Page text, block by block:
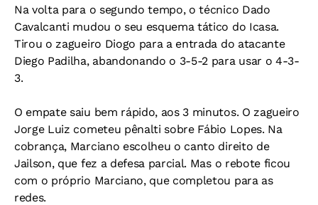
Na volta para o segundo tempo, o técnico Dado
Cavalcanti mudou o seu esquema tático do Icasa.
Tirou o zagueiro Diogo para a entrada do atacante
Diego Padilha, abandonando o 3-5-2 para usar o 4-3-
3.
O empate saiu bem rápido, aos 3 minutos. O zagueiro
Jorge Luiz cometeu pênalti sobre Fábio Lopes. Na
cobrança, Marciano escolheu o canto direito de
Jailson, que fez a defesa parcial. Mas o rebote ficou
com o próprio Marciano, que completou para as
redes.